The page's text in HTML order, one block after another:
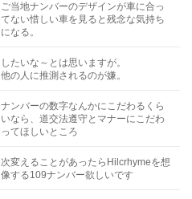
ご当地ナンバーのデザインが車に合っ
てない惜しい車を見ると残念な気持ち
になる。
したいな～とは思いますが。
他の人に推測されるのが嫌。
ナンバーの数字なんかにこだわるくら
いなら、道交法遵守とマナーにこだわ
ってほしいところ
次変えることがあったらHilcrhymeを想
像する109ナンバー欲しいです